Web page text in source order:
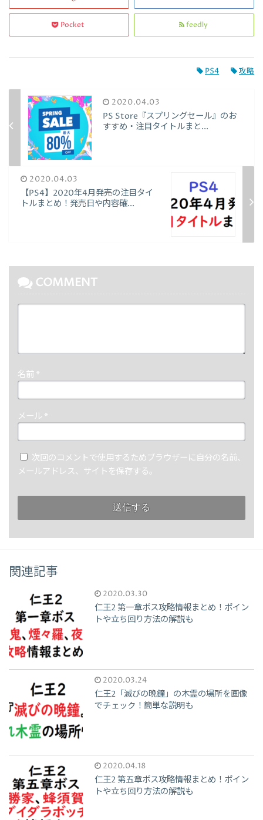
Pocket feedly
PS4 攻略
2020.04.03
PS Store『スプリングセール』のお
すすめ・注目タイトルまと...
2020.04.03
【PS4】2020年4月発売の注目タイ
トルまとめ！発売日や内容確...
COMMENT
名前 *
メール *
次回のコメントで使用するためブラウザーに自分の名前、
メールアドレス、サイトを保存する。
関連記事
2020.03.30
仁王2 第一章ボス攻略情報まとめ！ポイン
トや立ち回り方法の解説も
2020.03.24
仁王2「滅びの晩鐘」の木霊の場所を画像
でチェック！簡単な説明も
2020.04.18
仁王2 第五章ボス攻略情報まとめ！ポイン
トや立ち回り方法の解説も